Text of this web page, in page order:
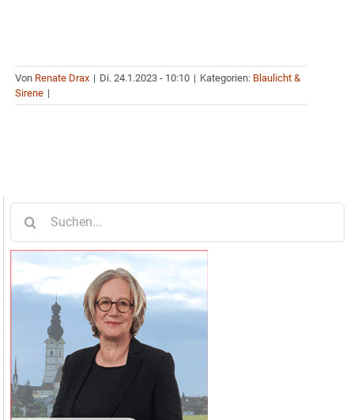
Von Renate Drax | Di. 24.1.2023 - 10:10 | Kategorien: Blaulicht &
Sirene |
nach: